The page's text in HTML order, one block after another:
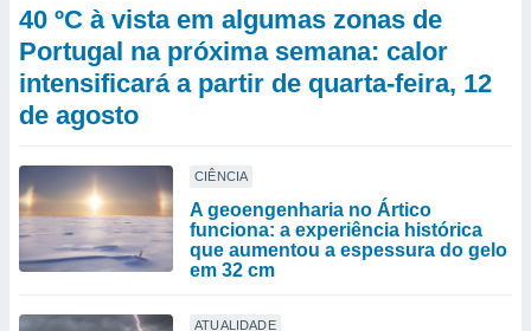
40 ºC à vista em algumas zonas de
Portugal na próxima semana: calor
intensificará a partir de quarta-feira, 12
de agosto
CIÊNCIA
A geoengenharia no Ártico
funciona: a experiência histórica
que aumentou a espessura do gelo
em 32 cm
ATUALIDADE